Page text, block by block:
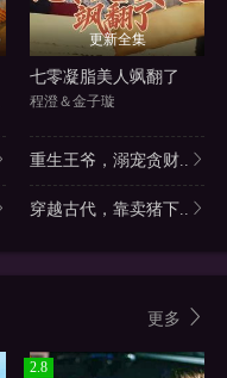
更新全集
七零凝脂美人飒翻了
程澄＆金子璇
重生王爷，溺宠贪财..
穿越古代，靠卖猪下..
更多
2.8